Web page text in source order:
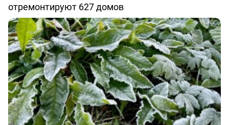
отремонтируют 627 домов